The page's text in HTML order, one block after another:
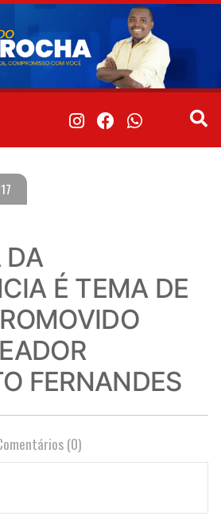
DA
É TEMA DE
FERNANDES
(0)